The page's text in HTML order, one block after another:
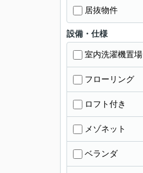
居抜物件
設備・仕様
室内洗濯機置場
フローリング
ロフト付き
メゾネット
ベランダ